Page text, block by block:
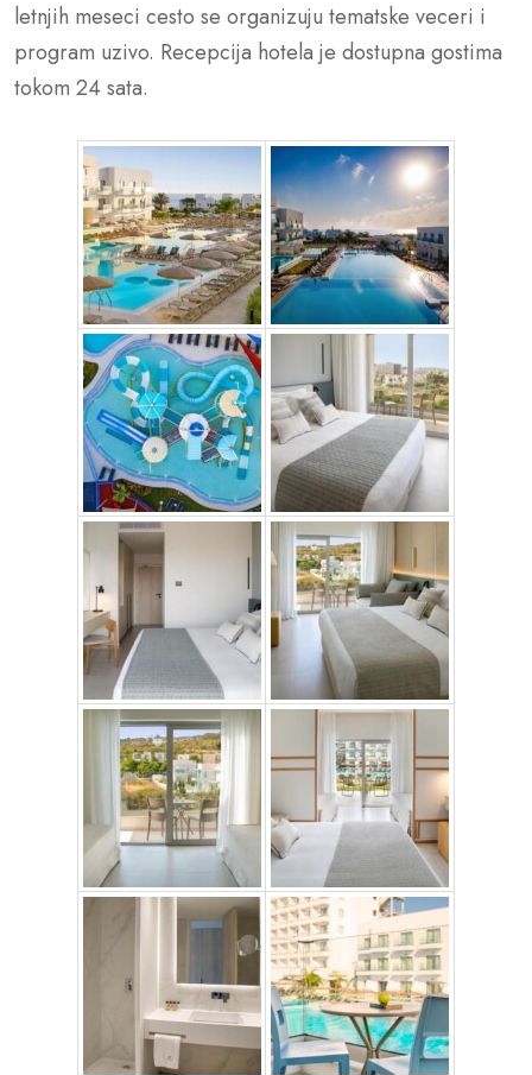
letnjih meseci cesto se organizuju tematske veceri i
program uzivo. Recepcija hotela je dostupna gostima
tokom 24 sata.